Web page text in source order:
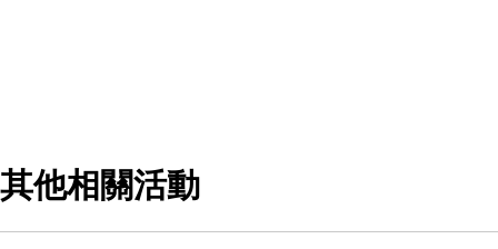
其他相關活動